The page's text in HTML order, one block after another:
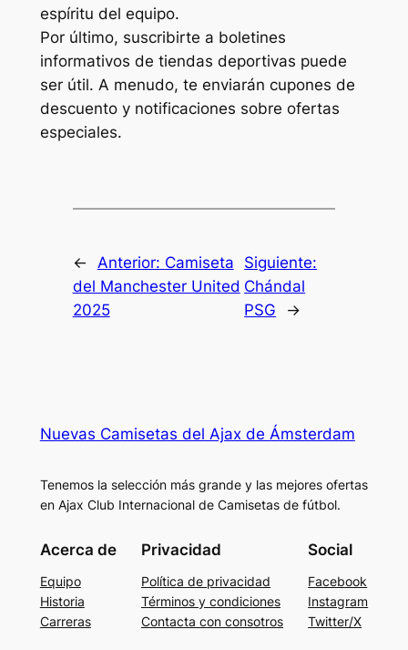
espíritu del equipo.
Por último, suscribirte a boletines
informativos de tiendas deportivas puede
ser útil. A menudo, te enviarán cupones de
descuento y notificaciones sobre ofertas
especiales.
← Anterior: Camiseta
del Manchester United
2025
Siguiente:
Chándal
PSG
→
Nuevas Camisetas del Ajax de Ámsterdam
Tenemos la selección más grande y las mejores ofertas
en Ajax Club Internacional de Camisetas de fútbol.
Acerca de
Equipo
Historia
Carreras
Privacidad
Política de privacidad
Términos y condiciones
Contacta con consotros
Social
Facebook
Instagram
Twitter/X